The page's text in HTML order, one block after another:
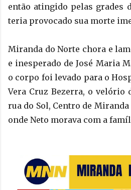
então atingido pelas grades
teria provocado sua morte
Miranda do Norte chora e
e inesperado de José Maria
o corpo foi levado para o
Vera Cruz Bezerra, o velório
rua do Sol, Centro de
onde Neto morava com a